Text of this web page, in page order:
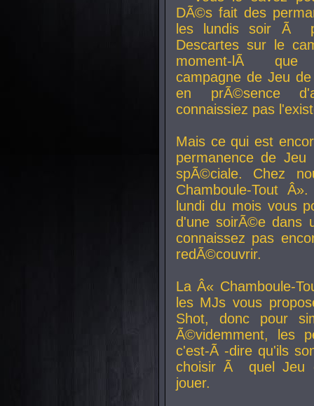
DÃ©s fait des
les lundis soir Ã
Descartes sur le
moment-lÃ que
campagne de Jeu
en prÃ©sence
connaissiez pas
Mais ce qui est
permanence de
spÃ©ciale. Chez
Chamboule-Tout
lundi du mois vous
d'une soirÃ©e dans
connaissez pas
redÃ©couvrir.
La Â« Chamboule-
les MJs vous
Shot, donc pour
Ã©videmment, les
c'est-Ã -dire qu'ils
choisir Ã quel Jeu
jouer.